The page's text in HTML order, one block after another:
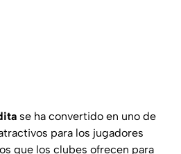
se ha convertido en uno de
para los jugadores
que los clubes ofrecen para